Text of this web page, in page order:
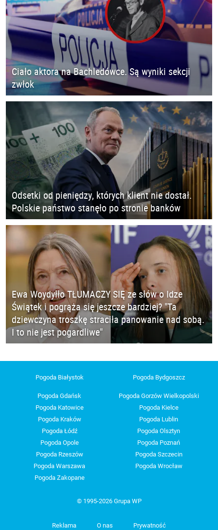
Ciało aktora na Bachledówce. Są wyniki sekcji
zwłok
Odsetki od pieniędzy, których klient nie dostał.
Polskie państwo stanęło po stronie banków
Ewa Woydyłło TŁUMACZY SIĘ ze słów o Idze
Świątek i pogrąża się jeszcze bardziej? "Ta
dziewczyna troszkę straciła panowanie nad sobą.
I to nie jest pogardliwe"
Pogoda Białystok Pogoda Bydgoszcz
Pogoda Gdańsk
Pogoda Gorzów Wielkopolski
Pogoda Katowice
Pogoda Kielce
Pogoda Kraków
Pogoda Lublin
Pogoda Łódź
Pogoda Olsztyn
Pogoda Opole
Pogoda Poznań
Pogoda Rzeszów
Pogoda Szczecin
Pogoda Warszawa
Pogoda Wrocław
Pogoda Zakopane
© 1995-2026 Grupa WP
Reklama O nas Prywatność